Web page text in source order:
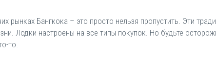
рынках Бангкока – это просто нельзя пропустить. Эти
Лодки настроены на все типы покупок. Но будьте
то.